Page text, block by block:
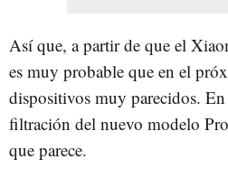
Así que, a partir de que el
es muy probable que en el
dispositivos muy parecidos.
filtración del nuevo modelo
que parece.